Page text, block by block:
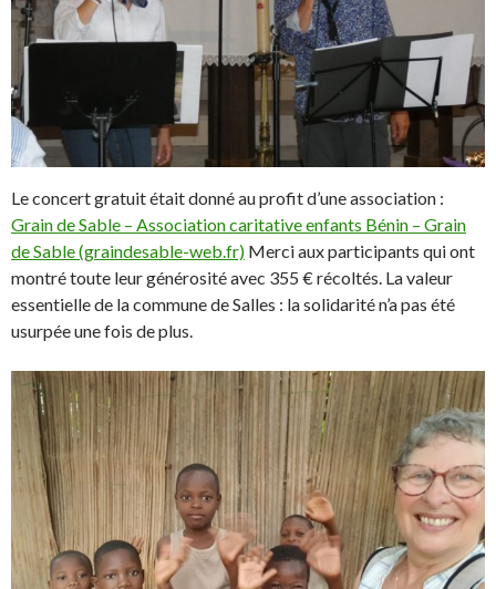
Le concert gratuit était donné au profit d’une association :
Grain de Sable – Association caritative enfants Bénin – Grain
de Sable (graindesable-web.fr) Merci aux participants qui ont
montré toute leur générosité avec 355 € récoltés. La valeur
essentielle de la commune de Salles : la solidarité n’a pas été
usurpée une fois de plus.